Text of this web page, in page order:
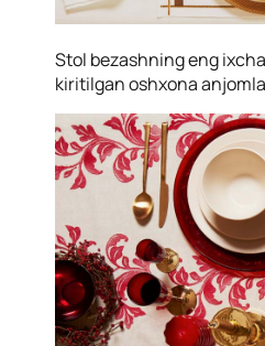
Stol bezashning eng
kiritilgan oshxona